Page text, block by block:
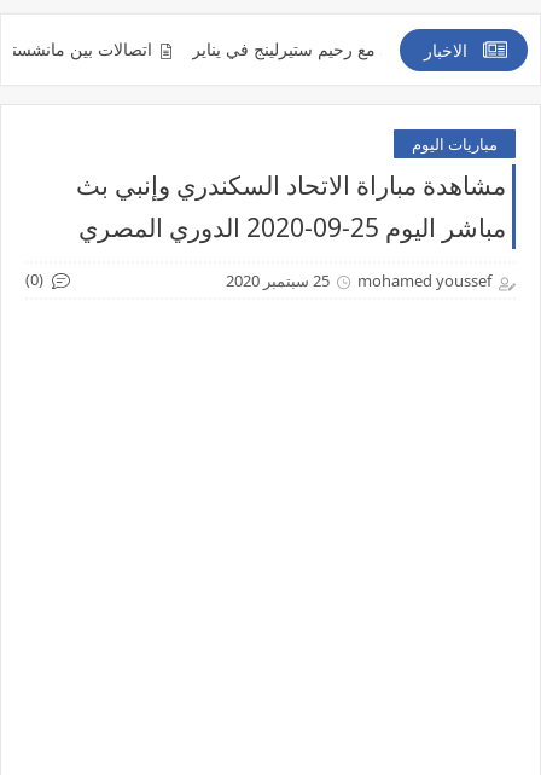
الاخبار
من التعاقد مع رحيم ستيرلينج في يناير اتصالات بين مانشستر يونايتد
مباريات اليوم
مشاهدة مباراة الاتحاد السكندري وإنبي بث
مباشر اليوم 25-09-2020 الدوري المصري
mohamed youssef 25 سبتمبر 2020 (0)